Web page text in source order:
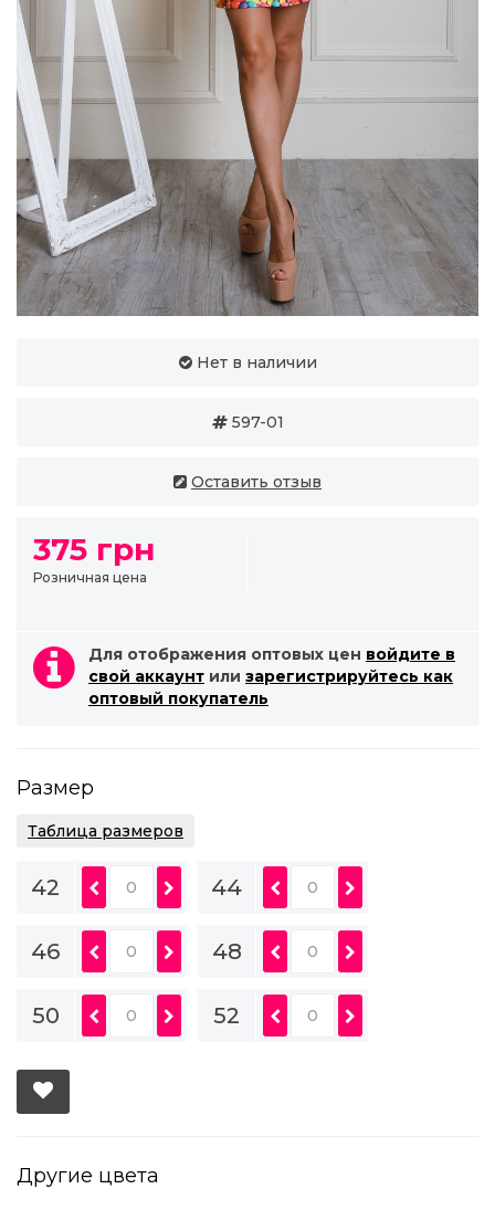
Нет в наличии
597-01
Оставить отзыв
375 грн
Розничная цена
Для отображения оптовых цен войдите в
свой аккаунт или зарегистрируйтесь как
оптовый покупатель
Размер
Таблица размеров
42 44
46 48
50 52
Другие цвета